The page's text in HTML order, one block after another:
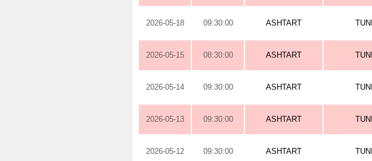
2026-05-18 09:30:00 ASHTART
2026-05-15 08:30:00 ASHTART
2026-05-14 09:30:00 ASHTART
2026-05-13 09:30:00 ASHTART
2026-05-12 09:30:00 ASHTART